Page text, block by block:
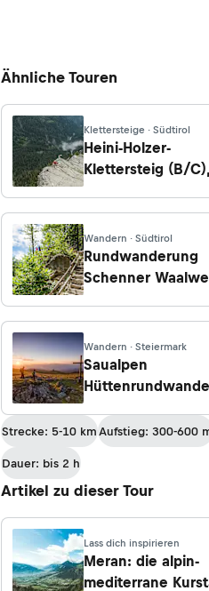
Ähnliche Touren
Klettersteige · Südtirol
Heini-Holzer-
Klettersteig (B/
Wandern · Südtirol
Rundwanderung
Schenner
ins Naiftal
Wandern · Steiermark
Saualpen
Strecke: 5-10 km Aufstieg: 300-600
Dauer: bis 2 h
Artikel zu dieser Tour
Lass dich inspirieren
Meran: die alpin-
mediterrane